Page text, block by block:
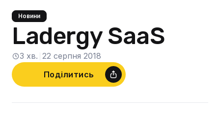
Новини
Ladergy SaaS
3 хв. 22 серпня 2018
Поділитись